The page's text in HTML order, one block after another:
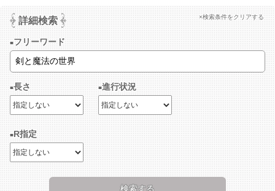
詳細検索 ×検索条件をクリアする
フリーワード
長さ 進行状況
R指定